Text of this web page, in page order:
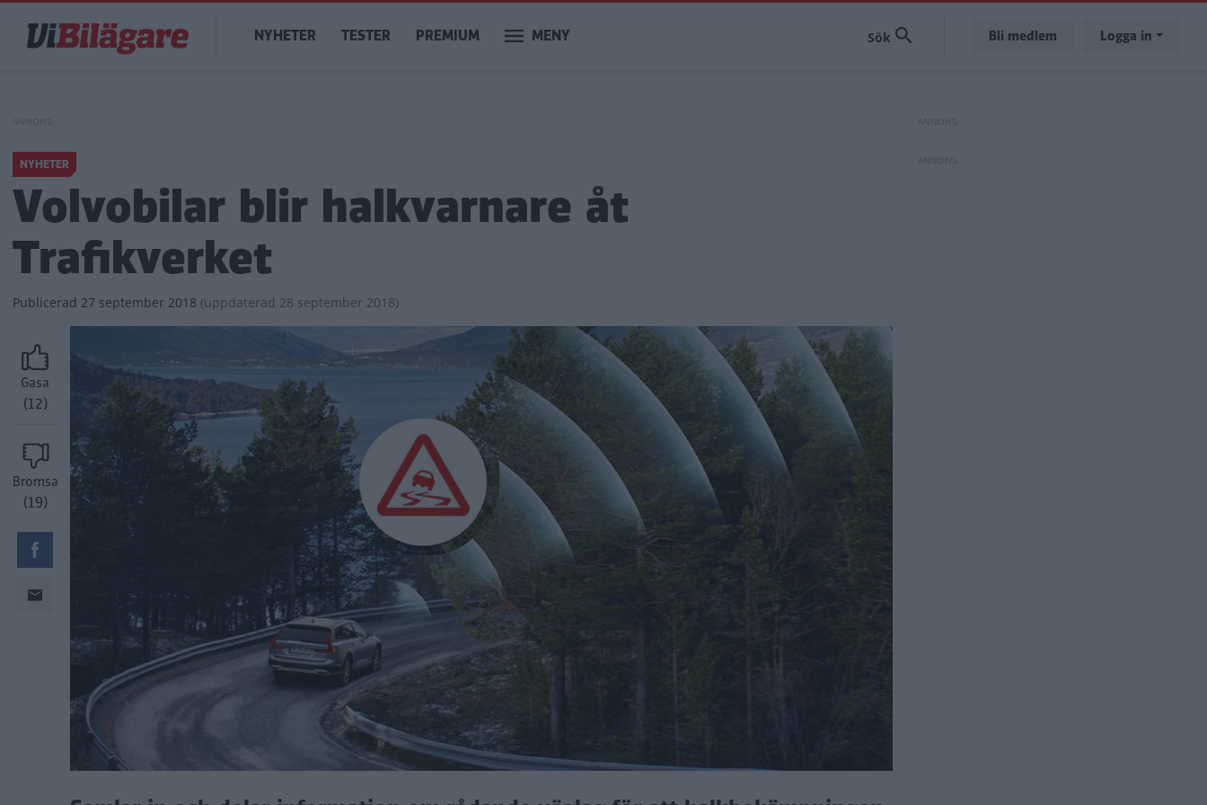
huvudinnehåll
Main
navigation
NYHETER TESTER PREMIUM MENY Bli medlem Logga in
NYHETER
Volvobilar blir halkvarnare åt
Trafikverket
Publicerad 27 september 2018 (uppdaterad 28 september 2018)
Gasa
(12)
Bromsa
(19)